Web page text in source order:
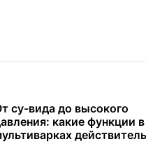
какие функции в
интерьер: как
классическую
ванну Goldman в